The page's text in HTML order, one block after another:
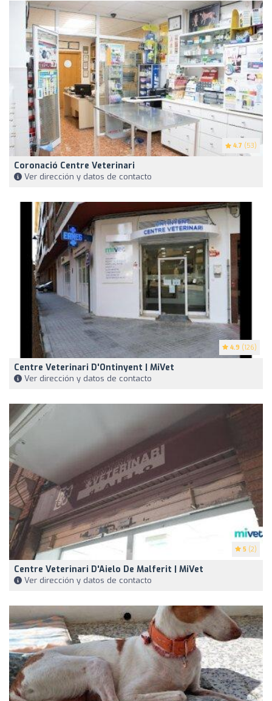
4.7 (53)
Coronació Centre Veterinari
Ver dirección y datos de contacto
4.9 (126)
Centre Veterinari D'Ontinyent | MiVet
Ver dirección y datos de contacto
5 (2)
Centre Veterinari D'Aielo De Malferit | MiVet
Ver dirección y datos de contacto